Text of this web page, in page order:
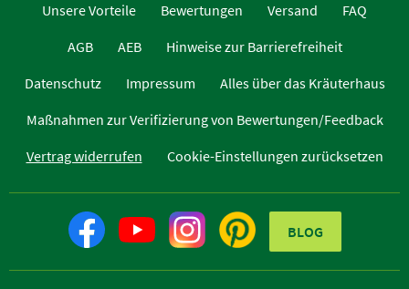
Unsere Vorteile Bewertungen Versand
FAQ
AGB
AEB
Hinweise zur Barrierefreiheit
Datenschutz
Impressum
Alles über das Kräuterhaus
Maßnahmen zur Verifizierung von Bewertungen/Feedback
Vertrag widerrufen
Cookie-Einstellungen zurücksetzen
BLOG